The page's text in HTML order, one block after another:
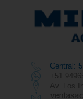
Central:
+51
Av. Los